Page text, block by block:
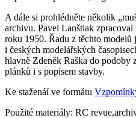
A dále si prohlédněte několik
archivu. Pavel Lanštiak
roku 1950. Řadu z těchto modelů
i českých modelářských
hlavně Zdeněk Raška do podoby
plánků i s popisem stavby.
Ke staženáí ve formátu
Použité materiály: RC